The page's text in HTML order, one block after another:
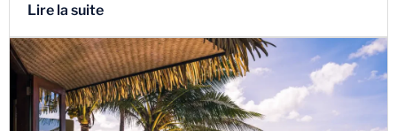
Lire la suite